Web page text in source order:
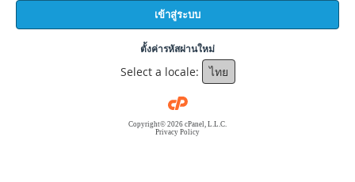
เข้าสู่ระบบ
ตั้งค่ารหัสผ่านใหม่
Select a locale: ไทย
Copyright© 2026 cPanel, L.L.C.
Privacy Policy